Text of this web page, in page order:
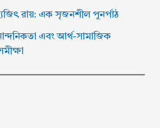
রায়: এক সৃজনশীল পুনর্পাঠ
এবং আর্থ-সামাজিক